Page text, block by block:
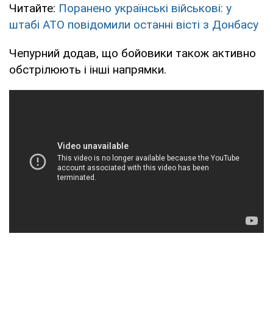
Читайте: Поранено українські військові: у
штабі АТО повідомили останні вісті з Донбасу
Чепурний додав, що бойовики також активно
обстрілюють і інші напрямки.